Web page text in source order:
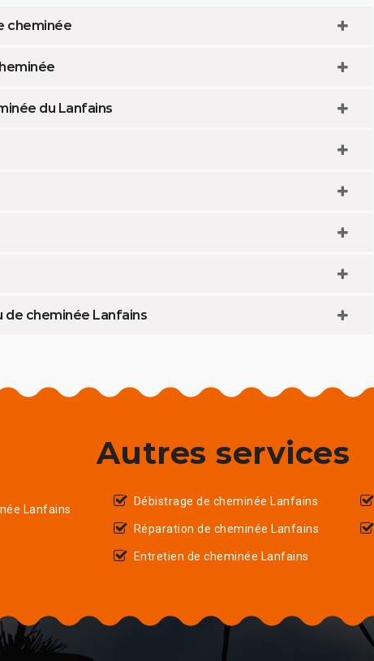
cheminée
du Lanfains
de cheminée Lanfains
Autres services
Lanfains
Débistrage de cheminée Lanfains
Réparation de cheminée Lanfains
Entretien de cheminée Lanfains